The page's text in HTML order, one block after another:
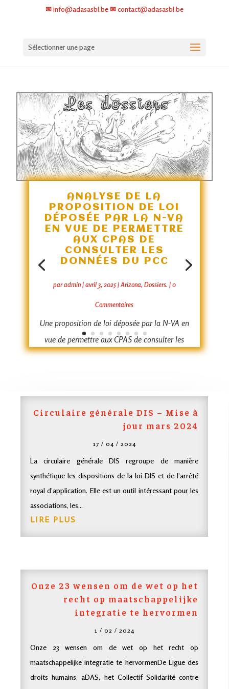
✉ info@adasasbl.be ✉ contact@adasasbl.be
Sélectionner une page
ANALYSE DE LA
PROPOSITION DE LOI
DÉPOSÉE PAR LA N-VA
EN VUE DE PERMETTRE
AUX CPAS
DE
CONSULTER LES
DONNÉES DU
PCC
paradmin|avril 3, 2025|Arizona,Dossiers. | 0
Commentaires
Une proposition de loi déposée par la N-VA en
vue de permettre aux CPAS de consulter les
données du Point de contact central (PCC)
LIRE PLUS
Circulaire générale DIS – Mise à
jour mars 2024
17 / 04 / 2024
La circulaire générale DIS regroupe de manière
synthétique les dispositions de la loi DIS et de l’arrêté
royal d’application. Elle est un outil intéressant pour les
associations, les...
LIRE PLUS
Onze 23 wensen om de wet op het
recht op maatschappelijke
integratie te hervormen
1 / 02 / 2024
Onze 23 wensen om de wet op het recht op
maatschappelijke integratie te hervormenDe Ligue des
droits humains, aDAS, het Collectif Solidarité contre